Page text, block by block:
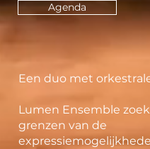
Agenda
Een duo met
Lumen Ensemble
grenzen van de